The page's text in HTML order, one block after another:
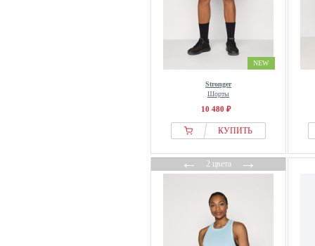
NEW
Stronger
Шорты
10 480 ₽
КУПИТЬ
←2 цвета→